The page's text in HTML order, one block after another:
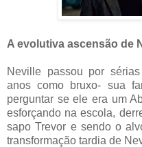
A evolutiva ascensão de
Neville passou por
anos como bruxo- sua
perguntar se ele era um
esforçando na escola,
sapo Trevor e sendo o
transformação tardia de